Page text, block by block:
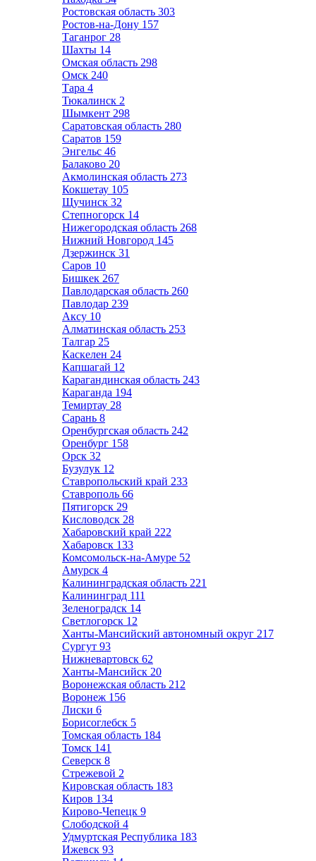
Ростовская область 303
Ростов-на-Дону 157
Таганрог 28
Шахты 14
Омская область 298
Омск 240
Тара 4
Тюкалинск 2
Шымкент 298
Саратовская область 280
Саратов 159
Энгельс 46
Балаково 20
Акмолинская область 273
Кокшетау 105
Щучинск 32
Степногорск 14
Нижегородская область 268
Нижний Новгород 145
Дзержинск 31
Саров 10
Бишкек 267
Павлодарская область 260
Павлодар 239
Аксу 10
Алматинская область 253
Талгар 25
Каскелен 24
Капшагай 12
Карагандинская область 243
Караганда 194
Темиртау 28
Сарань 8
Оренбургская область 242
Оренбург 158
Орск 32
Бузулук 12
Ставропольский край 233
Ставрополь 66
Пятигорск 29
Кисловодск 28
Хабаровский край 222
Хабаровск 133
Комсомольск-на-Амуре 52
Амурск 4
Калининградская область 221
Калининград 111
Зеленоградск 14
Светлогорск 12
Ханты-Мансийский автономный округ 217
Сургут 93
Нижневартовск 62
Ханты-Мансийск 20
Воронежская область 212
Воронеж 156
Лиски 6
Борисоглебск 5
Томская область 184
Томск 141
Северск 8
Стрежевой 2
Кировская область 183
Киров 134
Кирово-Чепецк 9
Слободской 4
Удмуртская Республика 183
Ижевск 93